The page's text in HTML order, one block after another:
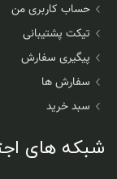
حساب کاربری من
تیکت پشتیبانی
پیگیری سفارش
سفارش ها
سبد خرید
شبکه های